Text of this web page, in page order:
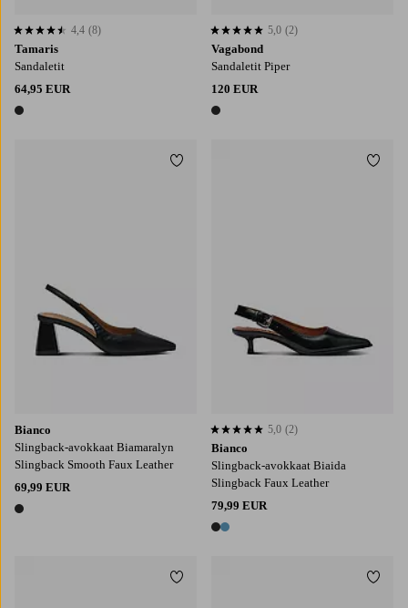
Tamaris
Sandaletit
64,95 EUR
1 väri
4,4 perustuen 8 arvosanaan
4,4 (8)
Vagabond
Sandaletit Piper
120 EUR
1 väri
5,0 perustuen 2 arvosanaan
5,0 (2)
Bianco
Slingback-avokkaat Biamaralyn
Slingback Smooth Faux Leather
69,99 EUR
1 väri
Lisää suosikkeihin
Bianco
Slingback-avokkaat Biaida
Slingback Faux Leather
79,99 EUR
2 värejä
5,0 perustuen 2 arvosanaan
5,0 (2)
Lisää suosikkeihin